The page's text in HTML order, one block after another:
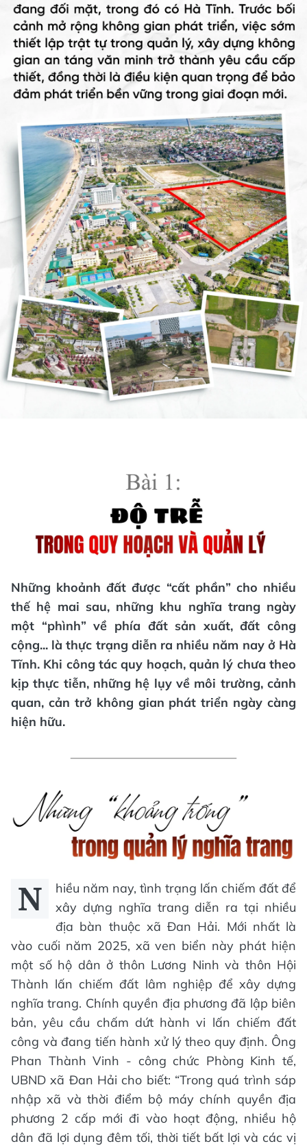
Những khoảnh đất được “cất phần” cho nhiều
thế hệ mai sau, những khu nghĩa trang ngày
một “phình” về phía đất sản xuất, đất công
cộng... là thực trạng diễn ra nhiều năm nay ở Hà
Tĩnh. Khi công tác quy hoạch, quản lý chưa theo
kịp thực tiễn, những hệ lụy về môi trường, cảnh
quan, cản trở không gian phát triển ngày càng
hiện hữu.
N
hiều năm nay, tình trạng lấn chiếm đất để
xây dựng nghĩa trang diễn ra tại nhiều
địa bàn thuộc xã Đan Hải. Mới nhất là
vào cuối năm 2025, xã ven biển này phát hiện
một số hộ dân ở thôn Lương Ninh và thôn Hội
Thành lấn chiếm đất lâm nghiệp để xây dựng
nghĩa trang. Chính quyền địa phương đã lập biên
bản, yêu cầu chấm dứt hành vi lấn chiếm đất
công và đang tiến hành xử lý theo quy định. Ông
Phan Thành Vinh - công chức Phòng Kinh tế,
UBND xã Đan Hải cho biết: “Trong quá trình sáp
nhập xã và thời điểm bộ máy chính quyền địa
phương 2 cấp mới đi vào hoạt động, nhiều hộ
dân đã lợi dụng đêm tối, thời tiết bất lợi và các vị